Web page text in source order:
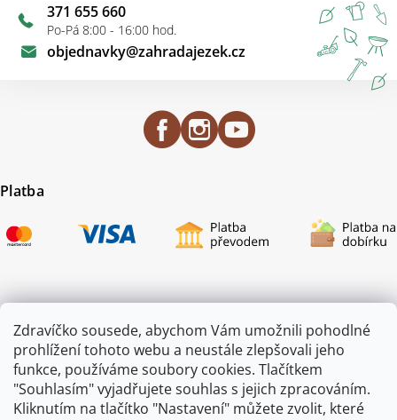
Zdravíčko sousede, abychom Vám umožnili pohodlné
prohlížení tohoto webu a neustále zlepšovali jeho
funkce, používáme soubory cookies. Tlačítkem
"Souhlasím" vyjadřujete souhlas s jejich zpracováním.
Kliknutím na tlačítko "Nastavení" můžete zvolit, které
objednavky@zahradajezek.cz
371 655 660
Po-Pá 8:00 - 16:00 hod.
Platba